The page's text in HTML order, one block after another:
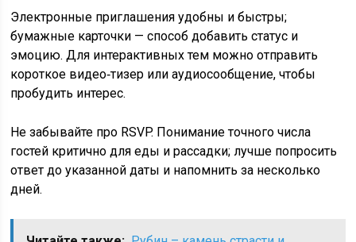
Электронные приглашения удобны и быстры;
бумажные карточки — способ добавить статус и
эмоцию. Для интерактивных тем можно отправить
короткое видео‑тизер или аудиосообщение, чтобы
пробудить интерес.
Не забывайте про RSVP. Понимание точного числа
гостей критично для еды и рассадки; лучше попросить
ответ до указанной даты и напомнить за несколько
дней.